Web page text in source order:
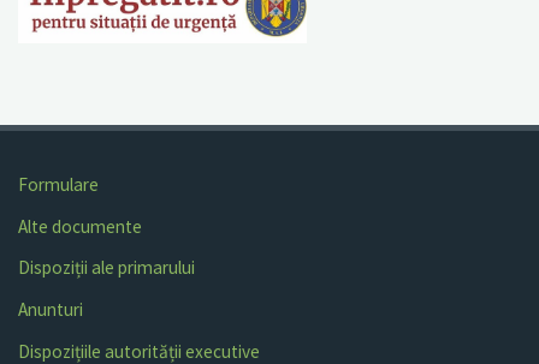
Formulare
Alte documente
Dispoziții ale primarului
Anunturi
Dispozițiile autorității executive